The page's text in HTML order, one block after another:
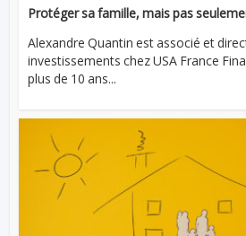
Protéger sa famille, mais pas
Alexandre Quantin est associé et
investissements chez USA France
plus de 10 ans...